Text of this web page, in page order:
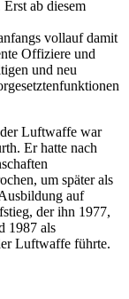
ab diesem
vollauf damit
Offiziere und
und neu
der Luftwaffe war
Er hatte nach
um später als
auf
der ihn 1977,
1987 als
Luftwaffe führte.